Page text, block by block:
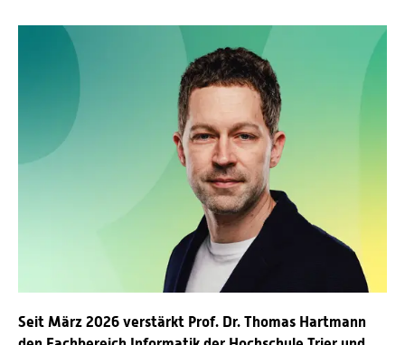
Seit März 2026 verstärkt Prof. Dr. Thomas Hartmann